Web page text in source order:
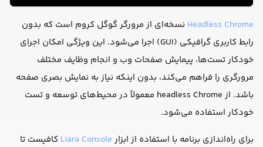
Headless Chrome نسخه‌ای از مرورگر گوگل کروم است که بدون
رابط کاربری گرافیکی (GUI) اجرا می‌شود. این ویژگی امکان اجرای
خودکار تست‌ها، پیمایش صفحات وب و انجام وظایف مختلف
مرورگری را فراهم می‌کند، بدون اینکه نیاز به نمایش بصری صفحه
باشد. از headless Chrome معمولاً در محیط‌های توسعه و تست
خودکار استفاده می‌شود.
برای راه‌اندازی برنامه با استفاده از ابزار Liara Console کافیست تا